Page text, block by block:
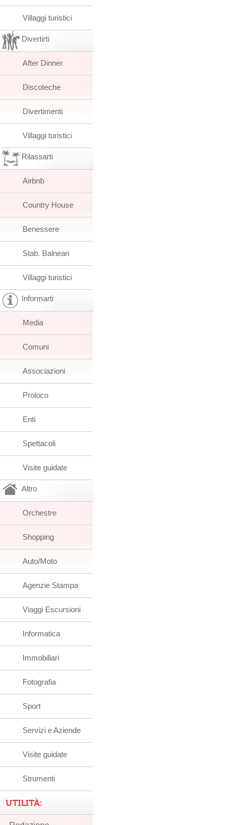
Villaggi turistici
Divertirti
After Dinner
Discoteche
Divertimenti
Villaggi turistici
Rilassarti
Airbnb
Country House
Benessere
Stab. Balneari
Villaggi turistici
Informarti
Media
Comuni
Associazioni
Proloco
Enti
Spettacoli
Visite guidate
Altro
Orchestre
Shopping
Auto/Moto
Agenzie Stampa
Viaggi Escursioni
Informatica
Immobiliari
Fotografia
Sport
Servizi e Aziende
Visite guidate
Strumenti
UTILITÀ: